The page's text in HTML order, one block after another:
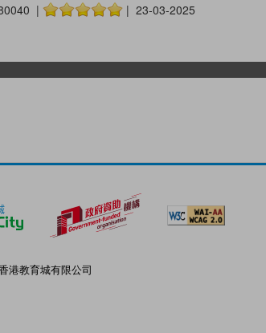
| | 23-03-2025
港教育城有限公司